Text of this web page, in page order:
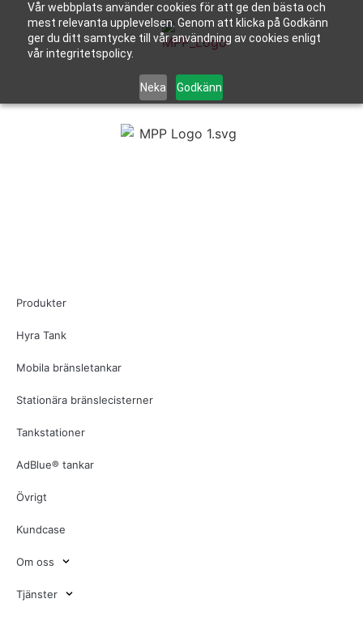
Vår webbplats använder cookies för att ge den bästa och
mest relevanta upplevelsen. Genom att klicka på Godkänn
ger du ditt samtycke till vår användning av cookies enligt
vår integritetspolicy.
Neka Godkänn
Produkter
Hyra Tank
Mobila bränsletankar
Stationära bränslecisterner
Tankstationer
AdBlue® tankar
Övrigt
Kundcase
Om oss
Tjänster